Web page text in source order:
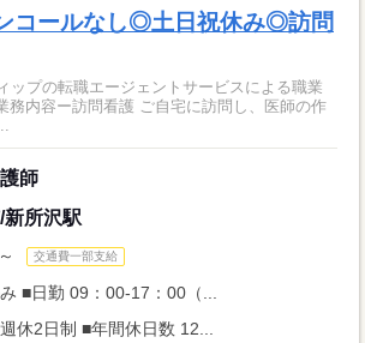
コールなし◎土日祝休み◎訪問
ップの転職エージェントサービスによる職業
務内容ー訪問看護 ご自宅に訪問し、医師の作
師
所沢駅
交通費一部支給
■日勤 09：00-17：00（...
休2日制 ■年間休日数 12...